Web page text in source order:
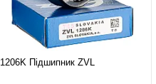
1206K Підшипник ZVL